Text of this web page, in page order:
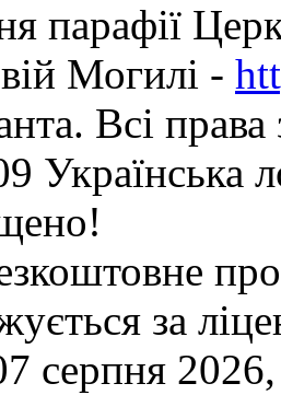
парафії
Могилі -
Всі
Українська
за
серпня